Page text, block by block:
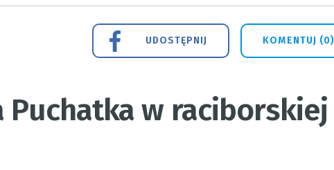
KOMENTUJ (0)
UDOSTĘPNIJ
Puchatka w raciborskiej